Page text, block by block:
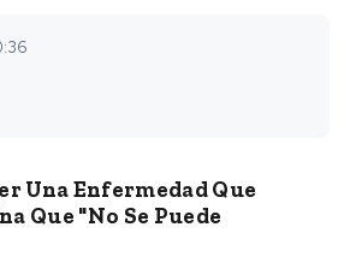
Una Enfermedad Que
Que "no Se Puede